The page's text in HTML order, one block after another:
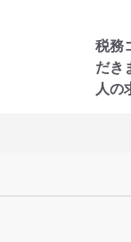
税務
だき
人の